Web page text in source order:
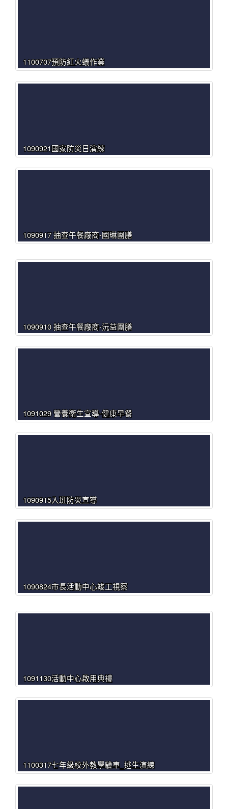
1100707預防紅火蟻作業
1090921國家防災日演練
1090917 抽查午餐廠商-國琳團膳
1090910 抽查午餐廠商-沅益團膳
1091029 營養衛生宣導-健康早餐
1090915入班防災宣導
1090824市長活動中心竣工視察
1091130活動中心啟用典禮
1100317七年級校外教學驗車_逃生演練